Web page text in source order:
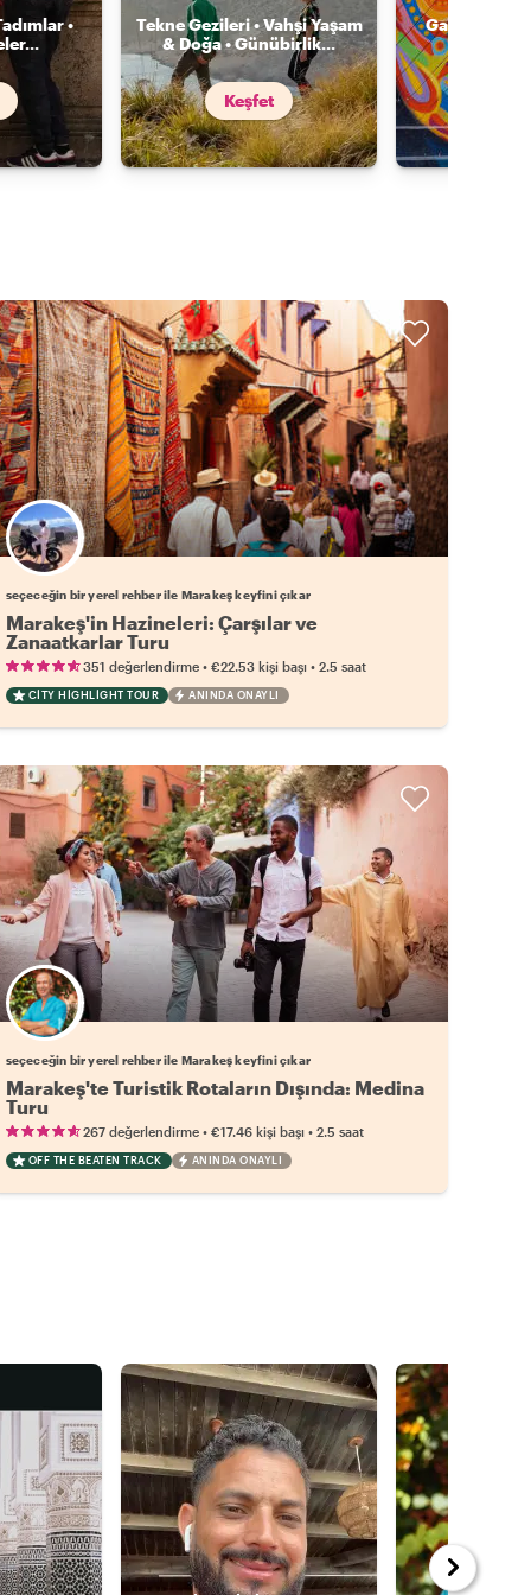
•
...
Tekne Gezileri • Vahşi Yaşam
& Doğa • Günübirlik...
Keşfet
Galeriler •
Favori yerel rehberini seç
seçeceğin bir yerel rehber ile Marakeş keyfini çıkar
Marakeş'in Hazineleri: Çarşılar ve
Zanaatkarlar Turu
351 değerlendirme• €22.53 kişi başı• 2.5 saat
CITY HIGHLIGHT TOUR ANINDA ONAYLI
Favori yerel rehberini seç
seçeceğin bir yerel rehber ile Marakeş keyfini çıkar
Marakeş'te Turistik Rotaların Dışında: Medina
Turu
267 değerlendirme• €17.46 kişi başı• 2.5 saat
OFF THE BEATEN TRACK ANINDA ONAYLI